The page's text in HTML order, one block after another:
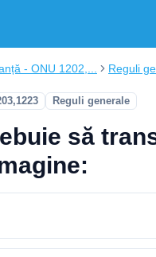
- ONU 1202,... Reguli
Reguli generale
să